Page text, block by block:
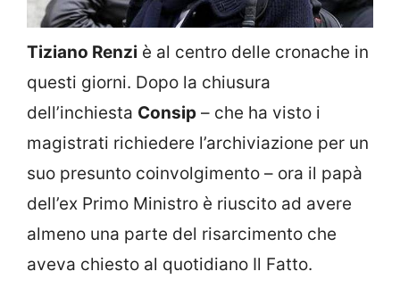
Tiziano Renzi è al centro delle cronache in
questi giorni. Dopo la chiusura
dell’inchiesta Consip – che ha visto i
magistrati richiedere l’archiviazione per un
suo presunto coinvolgimento – ora il papà
dell’ex Primo Ministro è riuscito ad avere
almeno una parte del risarcimento che
aveva chiesto al quotidiano Il Fatto.